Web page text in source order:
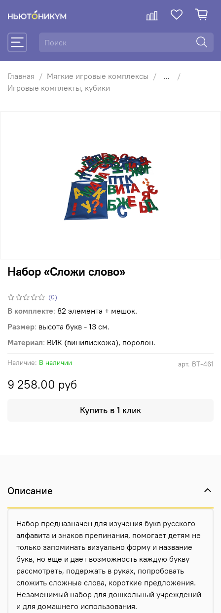
Главная Мягкие игровые комплексы
...
Игровые комплекты, кубики
(0)
арт. ВТ-461
Наличие: В наличии
Набор «Сложи слово»
9 258.00 руб
Купить в 1 клик
В комплекте: 82 элемента + мешок.
Размер: высота букв - 13 см.
Материал: ВИК (винилискожа), поролон.
Описание
Набор предназначен для изучения букв русского
алфавита и знаков препинания, помогает детям не
только запоминать визуально форму и название
букв, но еще и дает возможность каждую букву
рассмотреть, подержать в руках, попробовать
сложить сложные слова, короткие предложения.
Незаменимый набор для дошкольный учреждений
и для домашнего использования.